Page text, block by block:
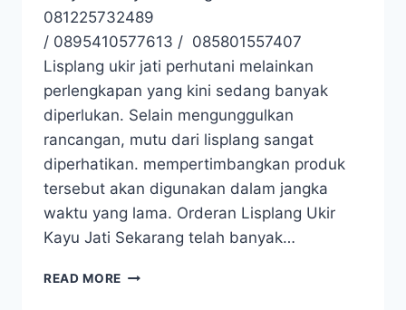
081225732489
/ 0895410577613 / 085801557407
Lisplang ukir jati perhutani melainkan
perlengkapan yang kini sedang banyak
diperlukan. Selain mengunggulkan
rancangan, mutu dari lisplang sangat
diperhatikan. mempertimbangkan produk
tersebut akan digunakan dalam jangka
waktu yang lama. Orderan Lisplang Ukir
Kayu Jati Sekarang telah banyak…
READ MORE